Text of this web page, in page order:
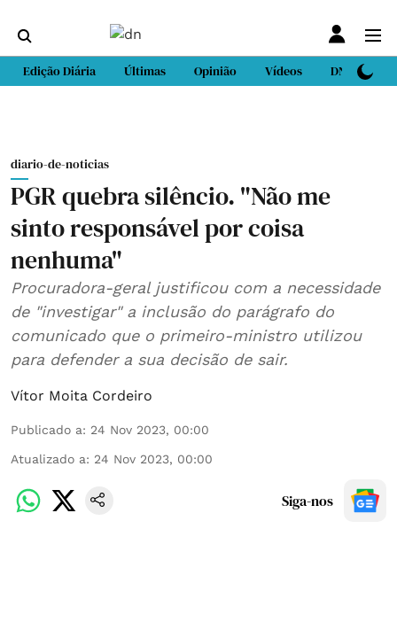
Edição Diária Últimas Opinião Vídeos DN Sport
diario-de-noticias
PGR quebra silêncio. "Não me
sinto responsável por coisa
nenhuma"
Procuradora-geral justificou com a necessidade
de "investigar" a inclusão do parágrafo do
comunicado que o primeiro-ministro utilizou
para defender a sua decisão de sair.
Vítor Moita Cordeiro
Publicado a: 24 Nov 2023, 00:00
Atualizado a: 24 Nov 2023, 00:00
Siga-nos